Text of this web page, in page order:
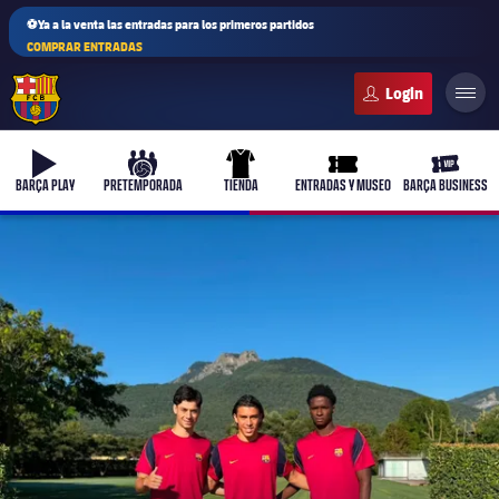
⚽Ya a la venta las entradas para los primeros partidos
COMPRAR ENTRADAS
b-play
BARÇA PLAY
culers-ball
PRETEMPORADA
uniform
TIENDA
ticket-full
ENTRADAS Y MUSEO
ticket-
BARÇA BUSINESS